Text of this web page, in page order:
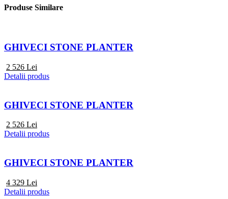
Produse Similare
GHIVECI STONE PLANTER
2 526 Lei
Detalii produs
GHIVECI STONE PLANTER
2 526 Lei
Detalii produs
GHIVECI STONE PLANTER
4 329 Lei
Detalii produs